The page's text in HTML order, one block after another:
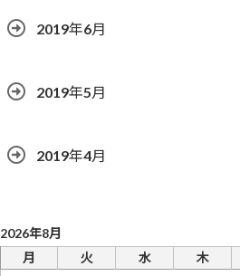
2019年6月
2019年5月
2019年4月
2026年8月
月
火 水 木